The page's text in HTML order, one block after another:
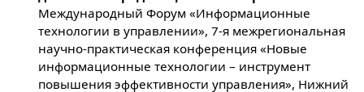
Международный Форум «Информационные
технологии в управлении», 7-я межрегиональная
научно-практическая конференция «Новые
информационные технологии – инструмент
повышения эффективности управления», Нижний